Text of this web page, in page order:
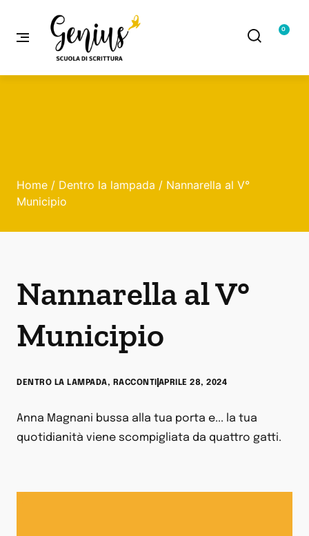
0
Home / Dentro la lampada / Nannarella al V°
Municipio
Nannarella al V°
Municipio
DENTRO LA LAMPADA, RACCONTI APRILE 28, 2024
Anna Magnani bussa alla tua porta e... la tua
quotidianità viene scompigliata da quattro gatti.